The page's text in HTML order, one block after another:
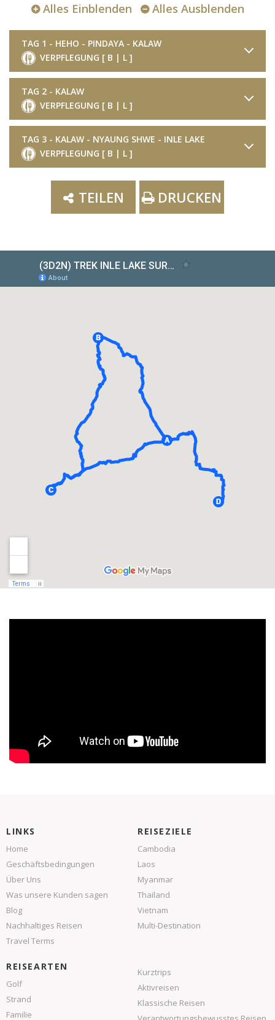
Alles Einblenden Alles Ausblenden
TAG 1 - HEHO - PINDAYA - KALAW
VERPFLEGUNG [ B | L ]
TAG 2 - KALAW
VERPFLEGUNG [ B | L ]
TAG 3 - KALAW - NYAUNG SHWE - INLE LAKE
VERPFLEGUNG [ B | L ]
TEILEN DRUCKEN
LINKS
Home
Geschäftsbedingungen
Über Uns
Was unsere Kunden sagen
Blog
Nachhaltiges Reisen
Travel Terms
REISEZIELE
Cambodia
Laos
Myanmar
Thailand
Vietnam
Multi-Destination
REISEARTEN
Golf
Strand
Familie
Kurztrips
Aktivreisen
Klassische Reisen